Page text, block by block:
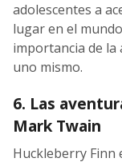
adolescentes a
lugar en el
importancia de la
uno mismo.
6. Las
Mark Twain
Huckleberry Finn